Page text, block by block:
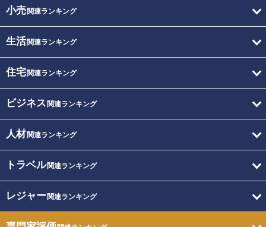
小売関連ランキング
生活関連ランキング
住宅関連ランキング
ビジネス 関連ランキング
人材関連ランキング
トラベル関連ランキング
レジャー関連ランキング